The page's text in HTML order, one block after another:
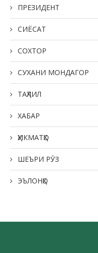
ПРЕЗИДЕНТ
СИЁСАТ
СОХТОР
СУХАНИ МОНДАГОР
ТАҲЛИЛ
ХАБАР
ҲИКМАТҲО
ШЕЪРИ РӮЗ
ЭЪЛОНҲО